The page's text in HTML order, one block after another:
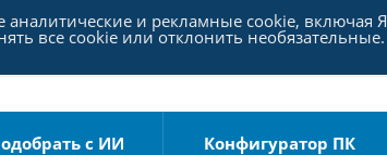
с ИИ Конфигуратор ПК
и рекламные cookie, включая
все cookie или отклонить